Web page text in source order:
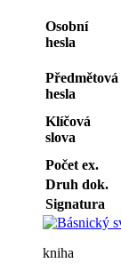
Osobní
hesla
Předmětová
hesla
Klíčová
slova
Počet ex.
Druh dok.
Signatura
kniha